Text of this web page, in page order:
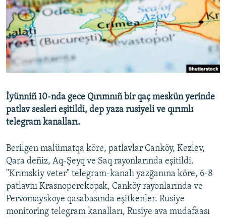
BLOGLAR
FİKİR
Русский
Українською
QOŞULIÑIZ!
RFE/RS bütün saytları
İyünniñ 10-nda gece Qırımnıñ bir qaç meskün yerinde
patlav sesleri eşitildi, dep yaza rusiyeli ve qırımlı
telegram kanalları.
Berilgen malümatqa köre, patlavlar Canköy, Kezlev,
Qara deñiz, Aq-Şeyq ve Saq rayonlarında eşitildi.
"Krımskiy veter" telegram-kanalı yazğanına köre, 6-8
patlavnı Krasnoperekopsk, Canköy rayonlarında ve
Pervomayskoye qasabasında eşitkenler. Rusiye
monitoring telegram kanalları, Rusiye ava mudafaası